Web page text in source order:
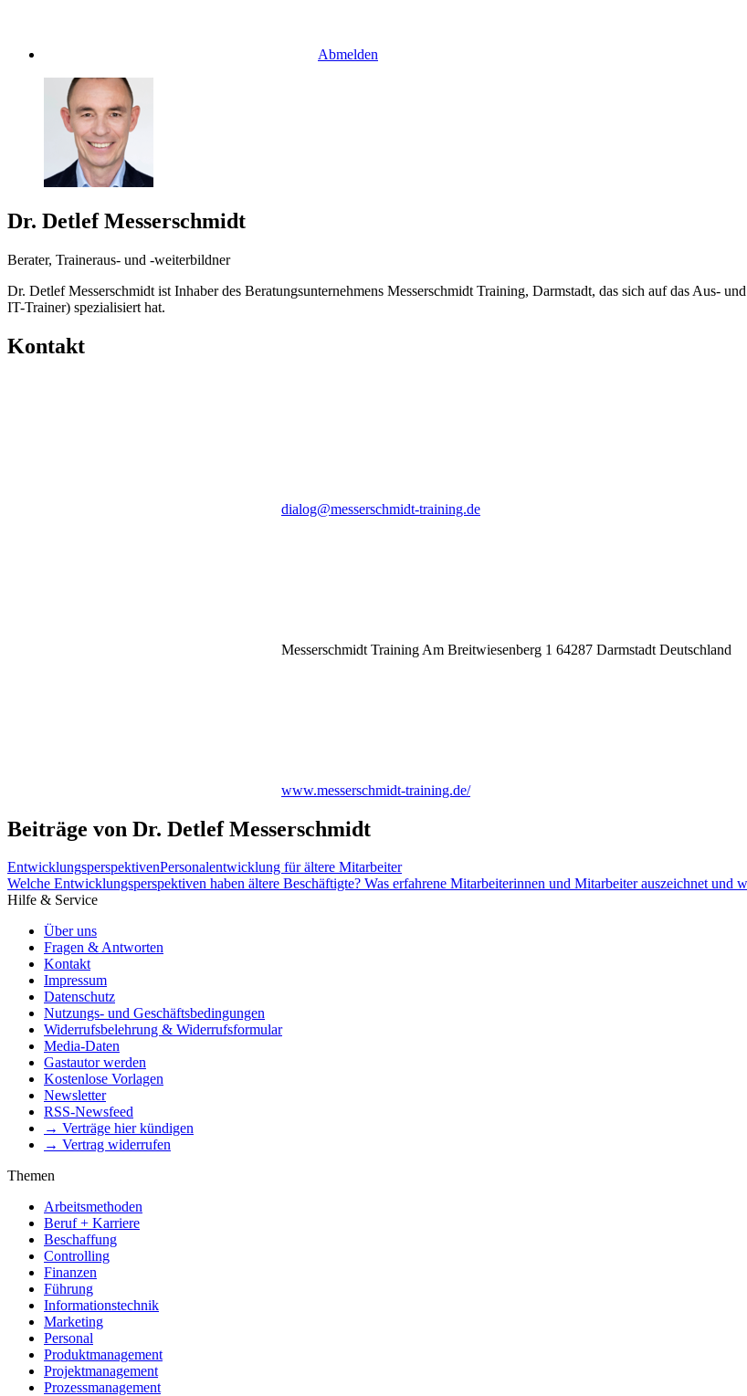
Abmelden
Dr. Detlef Messerschmidt
Berater, Traineraus- und -weiterbildner
Dr. Detlef Messerschmidt ist Inhaber des Beratungsunternehmens Messerschmidt Training, Darmstadt, das sich auf das Aus-
IT-Trainer) spezialisiert hat.
Kontakt
dialog@messerschmidt-training.de
Messerschmidt Training Am Breitwiesenberg 1 64287 Darmstadt Deutschland
www.messerschmidt-training.de/
Beiträge von Dr. Detlef Messerschmidt
EntwicklungsperspektivenPersonalentwicklung für ältere Mitarbeiter
Welche Entwicklungsperspektiven haben ältere Beschäftigte? Was erfahrene Mitarbeiterinnen und Mitarbeiter auszeichnet und
Hilfe & Service
Über uns
Fragen & Antworten
Kontakt
Impressum
Datenschutz
Nutzungs- und Geschäftsbedingungen
Widerrufsbelehrung & Widerrufsformular
Media-Daten
Gastautor werden
Kostenlose Vorlagen
Newsletter
RSS-Newsfeed
→ Verträge hier kündigen
→ Vertrag widerrufen
Themen
Arbeitsmethoden
Beruf + Karriere
Beschaffung
Controlling
Finanzen
Führung
Informationstechnik
Marketing
Personal
Produktmanagement
Projektmanagement
Prozessmanagement